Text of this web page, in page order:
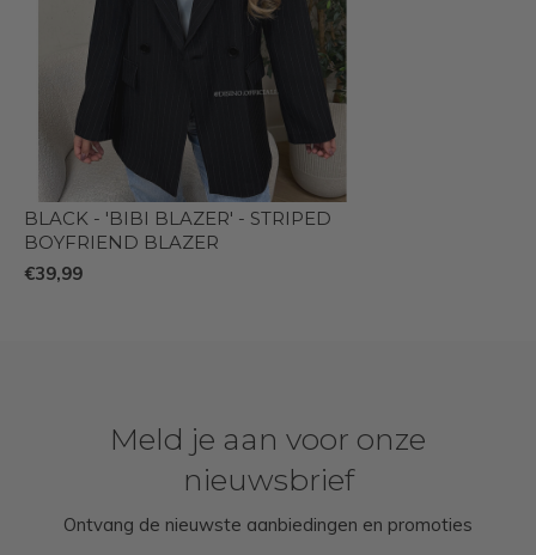
BLACK - 'BIBI BLAZER' - STRIPED
BOYFRIEND BLAZER
€39,99
Meld je aan voor onze
nieuwsbrief
Ontvang de nieuwste aanbiedingen en promoties